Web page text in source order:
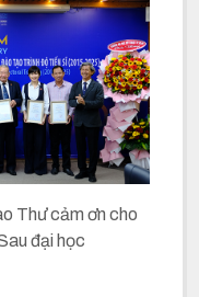
Thư cảm ơn cho
đại học